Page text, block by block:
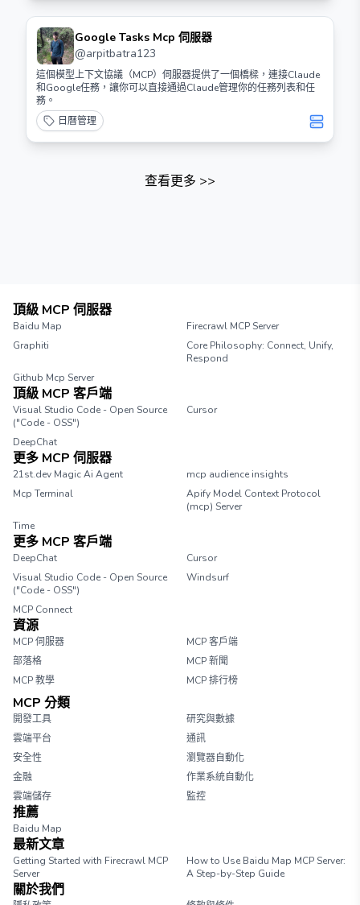
Google Tasks Mcp 伺服器
@arpitbatra123
這個模型上下文協議（MCP）伺服器提供了一個橋樑，連接Claude
和Google任務，讓你可以直接通過Claude管理你的任務列表和任
務。
日曆管理
查看更多 >>
頂級 MCP 伺服器
Baidu Map
Firecrawl MCP Server
Graphiti
Core Philosophy: Connect, Unify,
Respond
Github Mcp Server
頂級 MCP 客戶端
Visual Studio Code - Open Source
("Code - OSS")
Cursor
DeepChat
更多 MCP 伺服器
21st.dev Magic Ai Agent
mcp audience insights
Mcp Terminal
Apify Model Context Protocol
(mcp) Server
Time
更多 MCP 客戶端
DeepChat
Cursor
Visual Studio Code - Open Source
("Code - OSS")
Windsurf
MCP Connect
資源
MCP 伺服器
MCP 客戶端
部落格
MCP 新聞
MCP 教學
MCP 排行榜
MCP 分類
開發工具
研究與數據
雲端平台
通訊
安全性
瀏覽器自動化
金融
作業系統自動化
雲端儲存
監控
推薦
Baidu Map
最新文章
Getting Started with Firecrawl MCP
Server
How to Use Baidu Map MCP Server:
A Step-by-Step Guide
關於我們